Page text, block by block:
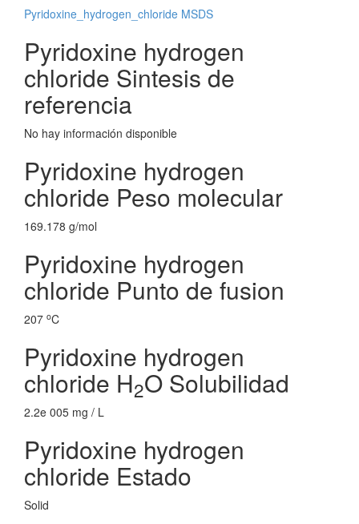
Pyridoxine_hydrogen_chloride MSDS
Pyridoxine hydrogen
chloride Sintesis de
referencia
No hay información disponible
Pyridoxine hydrogen
chloride Peso molecular
169.178 g/mol
Pyridoxine hydrogen
chloride Punto de fusion
207 oC
Pyridoxine hydrogen
chloride H2O Solubilidad
2.2e 005 mg / L
Pyridoxine hydrogen
chloride Estado
Solid